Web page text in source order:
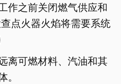
作之前关闭燃气供应和
点火器火焰将需要系统
离可燃材料、汽油和其
。